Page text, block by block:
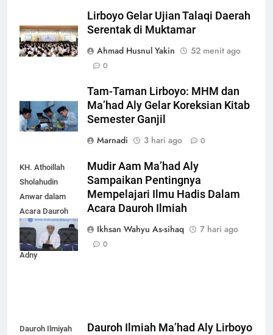
Lirboyo Gelar Ujian Talaqi Daerah
Serentak di Muktamar
Ahmad Husnul Yakin
52 menit ago
0
Tam-Taman Lirboyo: MHM dan
Ma’had Aly Gelar Koreksian Kitab
Semester Ganjil
Marnadi
3 hari ago 0
KH. Athoillah
Sholahudin
Anwar dalam
Acara Dauroh
Ilmiah bersama
Syekh Yasir Al-
Adny
Mudir Aam Ma’had Aly
Sampaikan Pentingnya
Mempelajari Ilmu Hadis Dalam
Acara Dauroh Ilmiah
Ikhsan Wahyu As-sihaq
7 hari ago
0
Dauroh Ilmiyah
Dauroh Ilmiah Ma’had Aly Lirboyo